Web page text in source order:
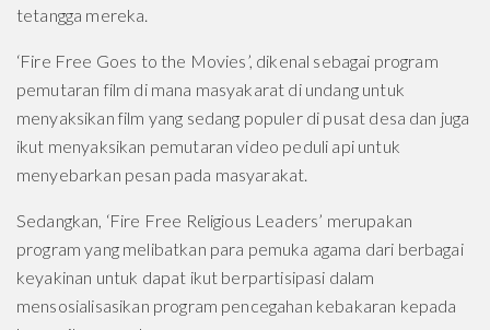
tetangga mereka.
‘Fire Free Goes to the Movies’, dikenal sebagai program
pemutaran film di mana masyakarat di undang untuk
menyaksikan film yang sedang populer di pusat desa dan juga
ikut menyaksikan pemutaran video peduli api untuk
menyebarkan pesan pada masyarakat.
Sedangkan, ‘Fire Free Religious Leaders’ merupakan
program yang melibatkan para pemuka agama dari berbagai
keyakinan untuk dapat ikut berpartisipasi dalam
mensosialisasikan program pencegahan kebakaran kepada